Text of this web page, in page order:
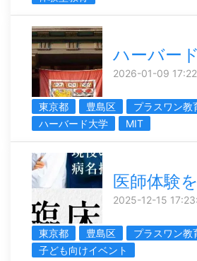
ハーバー
2026-01-09
東京都 豊島区
プラスワン教
ハーバード大学
MIT
医師体験
2025-12-15
東京都 豊島区 プラスワン教
子ども向けイベント